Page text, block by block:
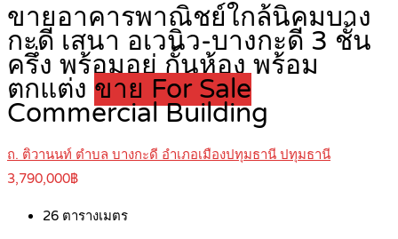
ขายอาคารพาณิชย์ใกล้นิคมบาง
กะดี เสนา อเวนิว-บางกะดี 3 ชั้น
ครึ่ง พร้อมอยู่ กั้นห้อง พร้อม
ตกแต่ง ขาย For Sale
Commercial Building
ถ. ติวานนท์ ตำบล บางกะดี อำเภอเมืองปทุมธานี ปทุมธานี
3,790,000฿
26 ตารางเมตร